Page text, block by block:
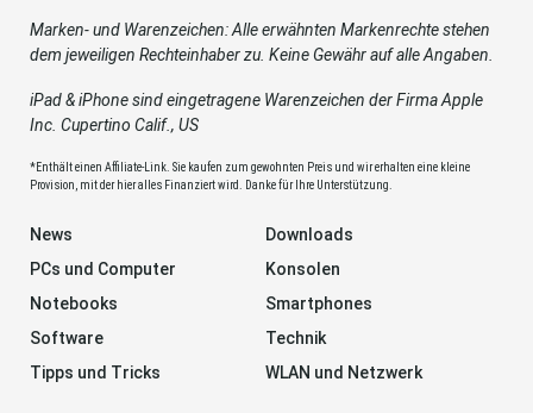
Marken- und Warenzeichen: Alle erwähnten Markenrechte stehen
dem jeweiligen Rechteinhaber zu. Keine Gewähr auf alle Angaben.
iPad & iPhone sind eingetragene Warenzeichen der Firma Apple
Inc. Cupertino Calif., US
*Enthält einen Affiliate-Link. Sie kaufen zum gewohnten Preis und wir erhalten eine kleine
Provision, mit der hier alles Finanziert wird. Danke für Ihre Unterstützung.
News
Downloads
PCs und Computer
Konsolen
Notebooks
Smartphones
Software
Technik
Tipps und Tricks
WLAN und Netzwerk